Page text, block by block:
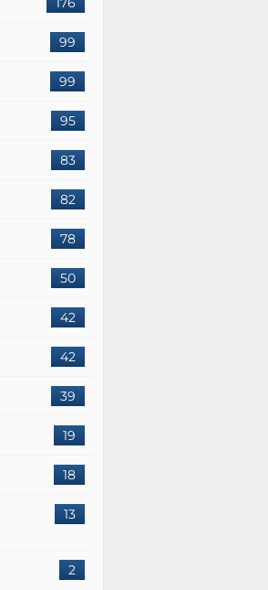
99
99
95
83
82
78
50
42
42
39
19
18
13
2